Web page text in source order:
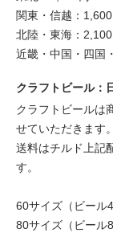
関東・信越：1,600
北陸・東海：2,100
近畿・中国・四国
クラフトビール：
クラフトビールは
せていただきます。
送料はチルド上記
す。
60サイズ（ビール
80サイズ（ビール